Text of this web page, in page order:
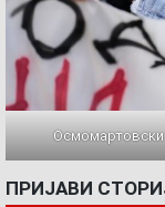
ПРИЈАВИ